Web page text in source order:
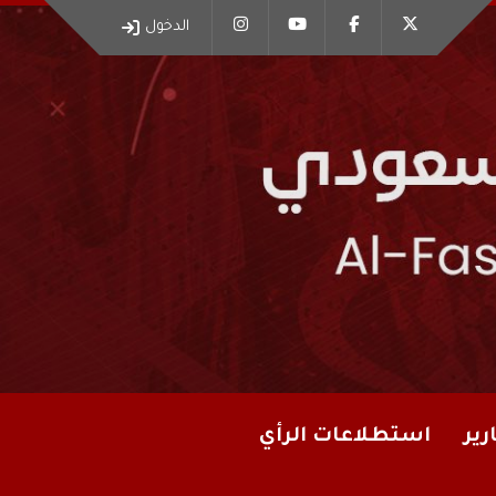
الدخول
استطلاعات الرأي